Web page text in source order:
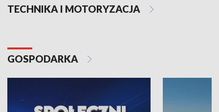
TECHNIKA I MOTORYZACJA
GOSPODARKA